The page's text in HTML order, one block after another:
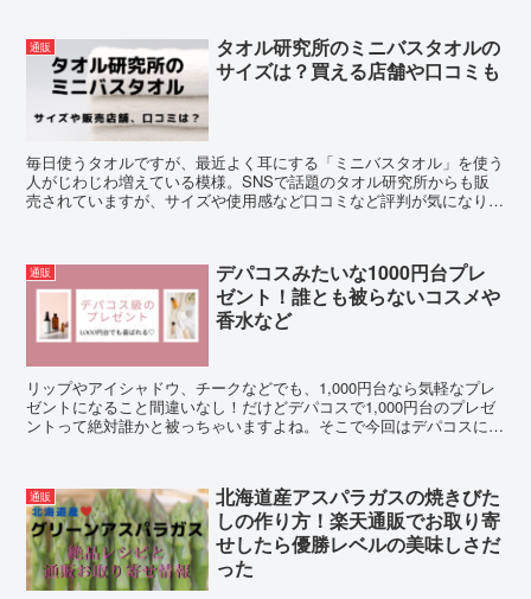
通販
タオル研究所のミニバスタオルの
サイズは？買える店舗や口コミも
毎日使うタオルですが、最近よく耳にする「ミニバスタオル」を使う
人がじわじわ増えている模様。SNSで話題のタオル研究所からも販
売されていますが、サイズや使用感など口コミなど評判が気になりま
通販
デパコスみたいな1000円台プレ
ゼント！誰とも被らないコスメや
香水など
リップやアイシャドウ、チークなどでも、1,000円台なら気軽なプレ
ゼントになること間違いなし！だけどデパコスで1,000円台のプレゼ
ントって絶対誰かと被っちゃいますよね。そこで今回はデパコスに負
通販
北海道産アスパラガスの焼きびた
しの作り方！楽天通販でお取り寄
せしたら優勝レベルの美味しさだ
った